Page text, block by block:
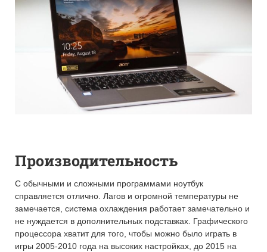
Производительность
С обычными и сложными программами ноутбук
справляется отлично. Лагов и огромной температуры не
замечается, система охлаждения работает замечательно и
не нуждается в дополнительных подставках. Графического
процессора хватит для того, чтобы можно было играть в
игры 2005-2010 года на высоких настройках, до 2015 на